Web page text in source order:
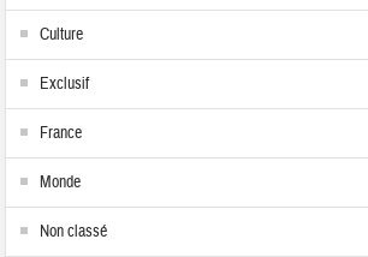
Culture
Exclusif
France
Monde
Non classé